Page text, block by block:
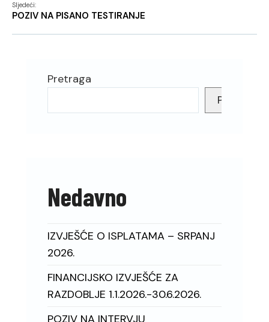
Sljedeći:
POZIV NA PISANO TESTIRANJE
Pretraga
Pretraga
Nedavno
IZVJEŠĆE O ISPLATAMA – SRPANJ
2026.
FINANCIJSKO IZVJEŠĆE ZA
RAZDOBLJE 1.1.2026.-30.6.2026.
POZIV NA INTERVJU